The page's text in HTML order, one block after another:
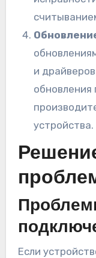
и
обновления
устройства.
Если